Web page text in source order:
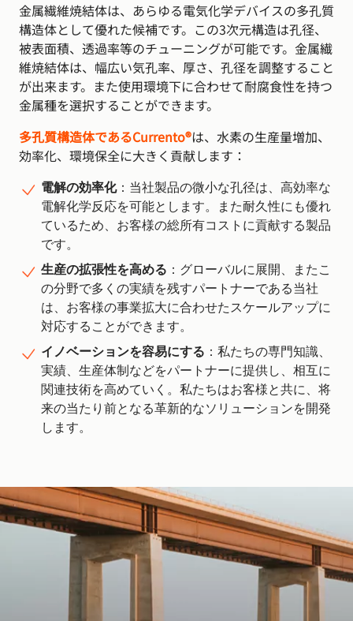
金属繊維焼結体は、あらゆる電気化学デバイスの多孔質
構造体として優れた候補です。この3次元構造は孔径、
被表面積、透過率等のチューニングが可能です。金属繊
維焼結体は、幅広い気孔率、厚さ、孔径を調整すること
が出来ます。また使用環境下に合わせて耐腐食性を持つ
金属種を選択することができます。
多孔質構造体であるCurrento®は、水素の生産量増加、
効率化、環境保全に大きく貢献します：
電解の効率化：当社製品の微小な孔径は、高効率な
電解化学反応を可能とします。また耐久性にも優れ
ているため、お客様の総所有コストに貢献する製品
です。
生産の拡張性を高める ：グローバルに展開、またこ
の分野で多くの実績を残すパートナーである当社
は、お客様の事業拡大に合わせたスケールアップに
対応することができます。
イノベーションを容易にする ：私たちの専門知識、
実績、生産体制などをパートナーに提供し、相互に
関連技術を高めていく。私たちはお客様と共に、将
来の当たり前となる革新的なソリューションを開発
します。